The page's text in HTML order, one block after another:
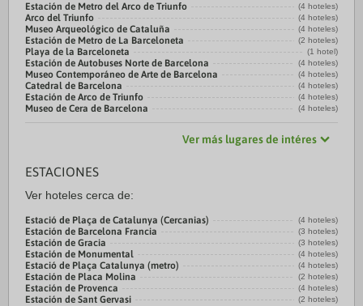
Estación de Metro del Arco de Triunfo (4 hoteles)
Arco del Triunfo (4 hoteles)
Museo Arqueológico de Cataluña (4 hoteles)
Estación de Metro de La Barceloneta (2 hoteles)
Playa de la Barceloneta (1 hotel)
Estación de Autobuses Norte de Barcelona (4 hoteles)
Museo Contemporáneo de Arte de Barcelona (4 hoteles)
Catedral de Barcelona (4 hoteles)
Estación de Arco de Triunfo (4 hoteles)
Museo de Cera de Barcelona (4 hoteles)
Ver más lugares de intéres
ESTACIONES
Ver hoteles cerca de:
Estació de Plaça de Catalunya (Cercanias) (4 hoteles)
Estación de Barcelona Francia (3 hoteles)
Estación de Gracia (3 hoteles)
Estación de Monumental (4 hoteles)
Estació de Plaça Catalunya (metro) (4 hoteles)
Estación de Placa Molina (2 hoteles)
Estación de Provenca (4 hoteles)
Estación de Sant Gervasi (2 hoteles)